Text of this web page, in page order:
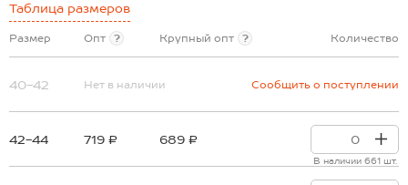
Таблица размеров
Размер Опт ? Крупный опт ? Количество
40-42 Нет в наличии Сообщить о поступлении
42-44 719 ₽ 689 ₽
В наличии 661 шт.